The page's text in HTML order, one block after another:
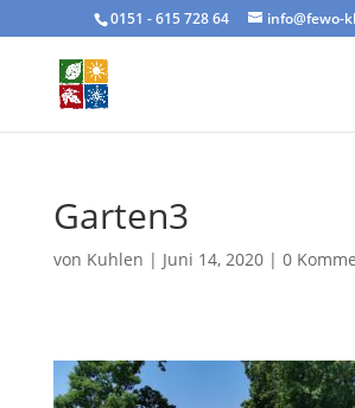
0151 - 615 728 64 info@fewo-
Garten3
von Kuhlen | Juni 14, 2020| 0